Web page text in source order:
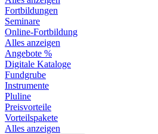
Fortbildungen
Seminare
Online-Fortbildung
Alles anzeigen
Angebote %
Digitale Kataloge
Fundgrube
Instrumente
Pluline
Preisvorteile
Vorteilspakete
Alles anzeigen